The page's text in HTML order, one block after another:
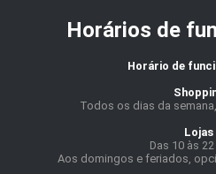
Horários de
Horário de
Todos os dias da
Lojas
Das 10 às
Aos domingos e feriados,